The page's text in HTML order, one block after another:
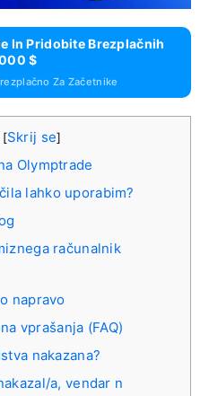
In Pridobite Brezplačnih
$
Za Začetnike
[Skrij se]
Olymptrade
lahko uporabim?
računalnik
napravo
vprašanja (FAQ)
nakazana?
a, vendar n